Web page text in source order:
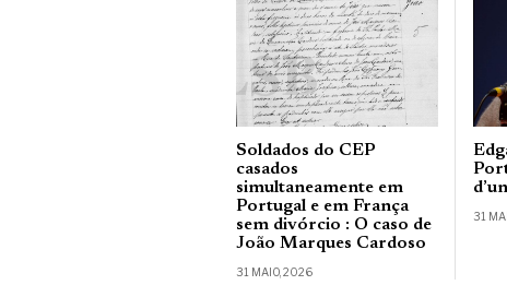
Soldados do CEP
casados
simultaneamente em
Portugal e em França
sem divórcio : O caso de
João Marques Cardoso
31 MAIO, 2026
31